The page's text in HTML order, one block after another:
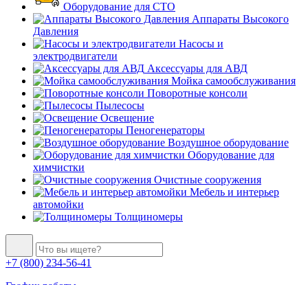
Оборудование для СТО
Аппараты Высокого
Давления
Насосы и
электродвигатели
Аксессуары для АВД
Мойка самообслуживания
Поворотные консоли
Пылесосы
Освещение
Пеногенераторы
Воздушное оборудование
Оборудование для
химчистки
Очистные сооружения
Мебель и интерьер
автомойки
Толщиномеры
+7 (800) 234-56-41